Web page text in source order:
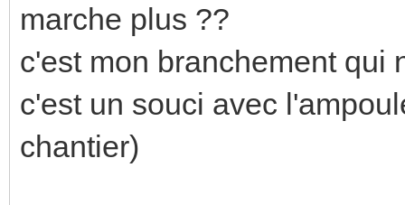
marche plus ??
c'est mon branchement qui
c'est un souci avec
chantier)